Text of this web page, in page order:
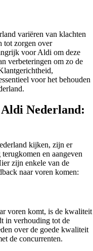
variëren van klachten
tot zorgen over
voor Aldi om deze
verbeteringen om zo de
voor het behouden
Nederland:
kijken, zijn er
en aangeven
zijn enkele van de
naar voren komen:
voren komt, is de kwaliteit
in verhouding tot de
over de goede kwaliteit
de concurrenten.